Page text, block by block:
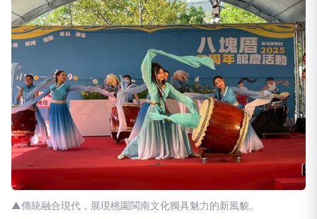
▲傳統融合現代，展現桃園閩南文化獨具魅力的新風貌。